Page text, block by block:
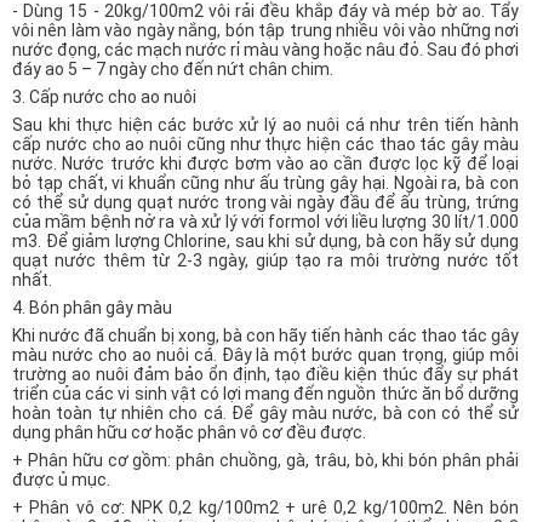
- Dùng 15 - 20kg/100m2 vôi rải đều khắp đáy và mép bờ ao. Tẩy
vôi nên làm vào ngày nắng, bón tập trung nhiều vôi vào những nơi
nước đọng, các mạch nước rỉ màu vàng hoặc nâu đỏ. Sau đó phơi
đáy ao 5 – 7 ngày cho đến nứt chân chim.
3. Cấp nước cho ao nuôi
Sau khi thực hiện các bước xử lý ao nuôi cá như trên tiến hành
cấp nước cho ao nuôi cũng như thực hiện các thao tác gây màu
nước. Nước trước khi được bơm vào ao cần được lọc kỹ để loại
bỏ tạp chất, vi khuẩn cũng như ấu trùng gây hại. Ngoài ra, bà con
có thể sử dụng quạt nước trong vài ngày đầu để ấu trùng, trứng
của mầm bệnh nở ra và xử lý với formol với liều lượng 30 lít/1.000
m3. Để giảm lượng Chlorine, sau khi sử dụng, bà con hãy sử dụng
quạt nước thêm từ 2-3 ngày, giúp tạo ra môi trường nước tốt
nhất.
4. Bón phân gây màu
Khi nước đã chuẩn bị xong, bà con hãy tiến hành các thao tác gây
màu nước cho ao nuôi cá. Đây là một bước quan trọng, giúp môi
trường ao nuôi đảm bảo ổn định, tạo điều kiện thúc đẩy sự phát
triển của các vi sinh vật có lợi mang đến nguồn thức ăn bổ dưỡng
hoàn toàn tự nhiên cho cá. Để gây màu nước, bà con có thể sử
dụng phân hữu cơ hoặc phân vô cơ đều được.
+ Phân hữu cơ gồm: phân chuồng, gà, trâu, bò, khi bón phân phải
được ủ mục.
+ Phân vô cơ: NPK 0,2 kg/100m2 + urê 0,2 kg/100m2. Nên bón